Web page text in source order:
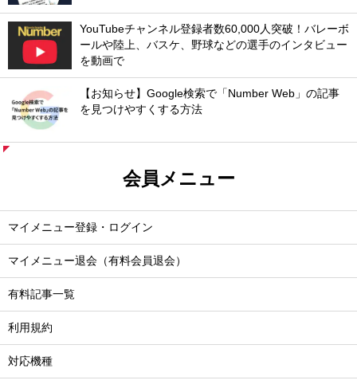
YouTubeチャンネル登録者数60,000人突破！バレーボ
ールや陸上、バスケ、野球などの選手のインタビュー
を動画で
【お知らせ】Google検索で「Number Web」の記事
を見つけやすくする方法
会員メニュー
マイメニュー登録・ログイン
マイメニュー退会（有料会員退会）
有料記事一覧
利用規約
対応機種